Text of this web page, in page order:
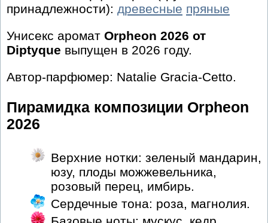
принадлежности): древесные пряные
Унисекс аромат Orpheon 2026 от
Diptyque выпущен в 2026 году.
Автор-парфюмер: Natalie Gracia-Cetto.
Пирамидка композиции Orpheon
2026
Верхние нотки: зеленый мандарин,
юзу, плоды можжевельника,
розовый перец, имбирь.
Сердечные тона: роза, магнолия.